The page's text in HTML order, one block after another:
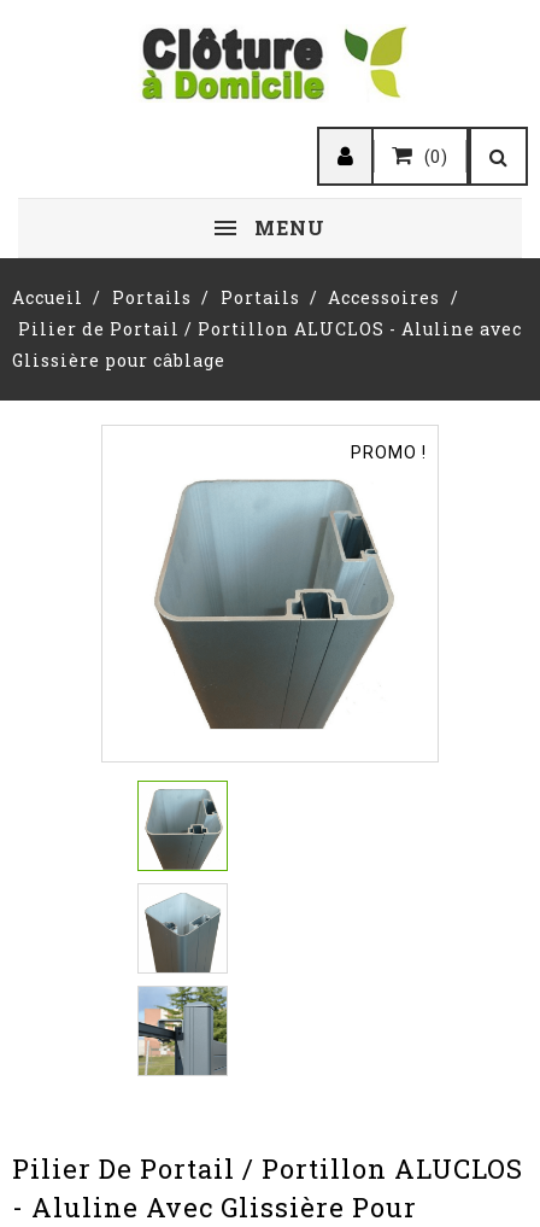
(0)
MENU
Accueil Portails Portails
Accessoires
Pilier de Portail / Portillon ALUCLOS - Aluline avec
Glissière pour câblage
PROMO !
Pilier De Portail / Portillon ALUCLOS
- Aluline Avec Glissière Pour